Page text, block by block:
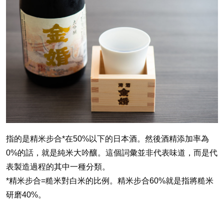
指的是精米步合*在50%以下的日本酒。然後酒精添加率為
0%的話，就是純米大吟釀。這個詞彙並非代表味道，而是代
表製造過程的其中一種分類。
*精米步合=糙米對白米的比例。精米步合60%就是指將糙米
研磨40%。